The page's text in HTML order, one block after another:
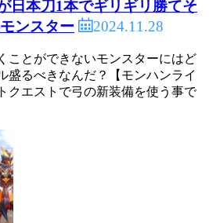
日本刀1本でギリギリ勝てそ
ンスター
2024.11.28
ことができないモンスターにはど
盛るべきなんだ？【モンハンライ
クエストで弓の新装備を使う事で